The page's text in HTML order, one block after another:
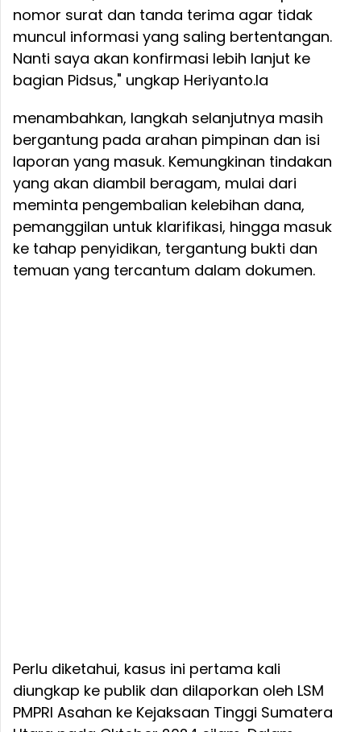
nomor surat dan tanda terima agar tidak
muncul informasi yang saling bertentangan.
Nanti saya akan konfirmasi lebih lanjut ke
bagian Pidsus," ungkap Heriyanto.Ia
menambahkan, langkah selanjutnya masih
bergantung pada arahan pimpinan dan isi
laporan yang masuk. Kemungkinan tindakan
yang akan diambil beragam, mulai dari
meminta pengembalian kelebihan dana,
pemanggilan untuk klarifikasi, hingga masuk
ke tahap penyidikan, tergantung bukti dan
temuan yang tercantum dalam dokumen.
Perlu diketahui, kasus ini pertama kali
diungkap ke publik dan dilaporkan oleh LSM
PMPRI Asahan ke Kejaksaan Tinggi Sumatera